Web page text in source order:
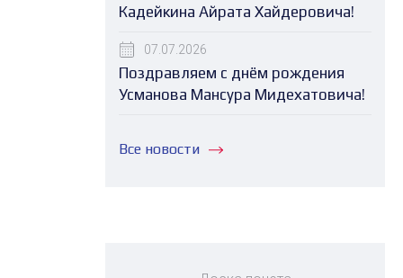
Кадейкина Айрата Хайдеровича!
07.07.2026
Поздравляем с днём рождения
Усманова Мансура Мидехатовича!
Все новости